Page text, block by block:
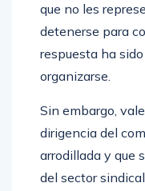
que no les
detenerse para
respuesta ha
organizarse.
Sin embargo,
dirigencia del
arrodillada y que
del sector